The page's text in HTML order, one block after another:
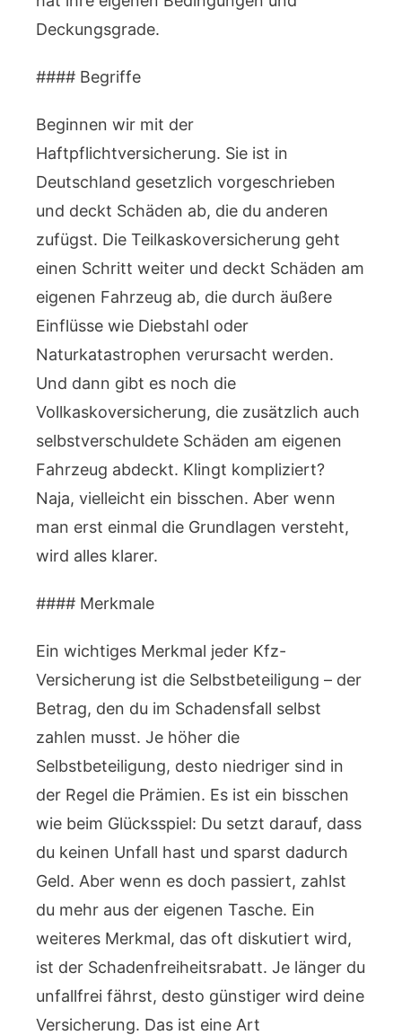
Deckungsgrade.
#### Begriffe
Beginnen wir mit der
Haftpflichtversicherung. Sie ist in
Deutschland gesetzlich vorgeschrieben
und deckt Schäden ab, die du anderen
zufügst. Die Teilkaskoversicherung geht
einen Schritt weiter und deckt Schäden am
eigenen Fahrzeug ab, die durch äußere
Einflüsse wie Diebstahl oder
Naturkatastrophen verursacht werden.
Und dann gibt es noch die
Vollkaskoversicherung, die zusätzlich auch
selbstverschuldete Schäden am eigenen
Fahrzeug abdeckt. Klingt kompliziert?
Naja, vielleicht ein bisschen. Aber wenn
man erst einmal die Grundlagen versteht,
wird alles klarer.
#### Merkmale
Ein wichtiges Merkmal jeder Kfz-
Versicherung ist die Selbstbeteiligung – der
Betrag, den du im Schadensfall selbst
zahlen musst. Je höher die
Selbstbeteiligung, desto niedriger sind in
der Regel die Prämien. Es ist ein bisschen
wie beim Glücksspiel: Du setzt darauf, dass
du keinen Unfall hast und sparst dadurch
Geld. Aber wenn es doch passiert, zahlst
du mehr aus der eigenen Tasche. Ein
weiteres Merkmal, das oft diskutiert wird,
ist der Schadenfreiheitsrabatt. Je länger du
unfallfrei fährst, desto günstiger wird deine
Versicherung. Das ist eine Art